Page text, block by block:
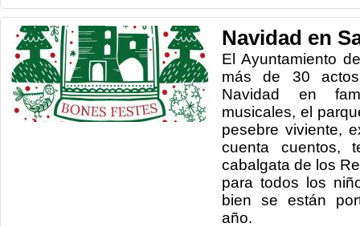
Navidad en
El Ayuntamiento
más de 30
Navidad en
musicales, el
pesebre viviente,
cuenta cuentos,
cabalgata de los
para todos los
bien se están
año.